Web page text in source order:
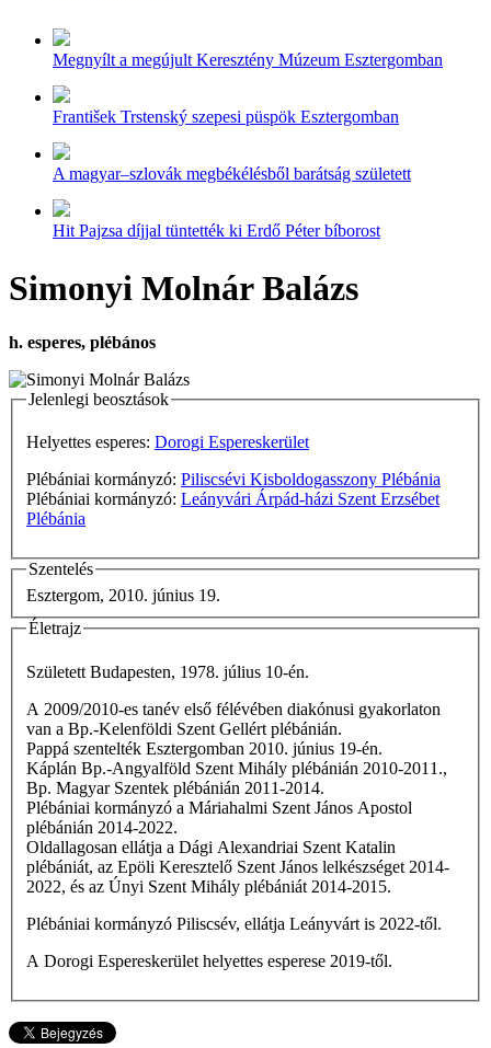
Megnyílt a megújult Keresztény Múzeum Esztergomban
František Trstenský szepesi püspök Esztergomban
A magyar–szlovák megbékélésből barátság született
Hit Pajzsa díjjal tüntették ki Erdő Péter bíborost
Simonyi Molnár Balázs
h. esperes, plébános
Jelenlegi beosztások
Helyettes esperes: Dorogi Espereskerület
Plébániai kormányzó: Piliscsévi Kisboldogasszony Plébánia
Plébániai kormányzó: Leányvári Árpád-házi Szent Erzsébet
Plébánia
Szentelés
Esztergom, 2010. június 19.
Életrajz
Született Budapesten, 1978. július 10-én.
A 2009/2010-es tanév első félévében diakónusi gyakorlaton
van a Bp.-Kelenföldi Szent Gellért plébánián.
Pappá szentelték Esztergomban 2010. június 19-én.
Káplán Bp.-Angyalföld Szent Mihály plébánián 2010-2011.,
Bp. Magyar Szentek plébánián 2011-2014.
Plébániai kormányzó a Máriahalmi Szent János Apostol
plébánián 2014-2022.
Oldallagosan ellátja a Dági Alexandriai Szent Katalin
plébániát, az Epöli Keresztelő Szent János lelkészséget 2014-
2022, és az Únyi Szent Mihály plébániát 2014-2015.
Plébániai kormányzó Piliscsév, ellátja Leányvárt is 2022-től.
A Dorogi Espereskerület helyettes esperese 2019-től.